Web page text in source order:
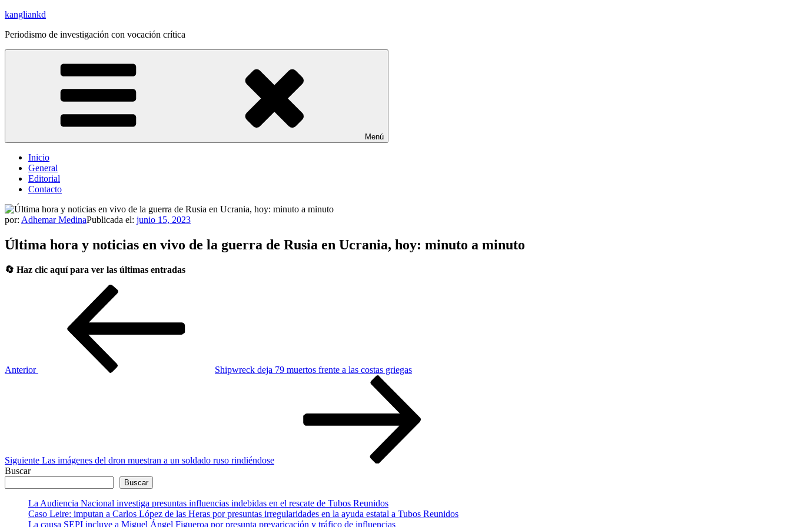
Saltar
contenido
kangliankd
Periodismo de investigación con vocación crítica
Menú
Inicio
General
Editorial
Contacto
por: Adhemar MedinaPublicada el: junio 15, 2023
Última hora y noticias en vivo de la guerra de Rusia en Ucrania, hoy: minuto a minuto
🔄 Haz clic aquí para ver las últimas entradas
Anterior
Shipwreck deja 79 muertos frente a las costas griegas
Siguiente Las imágenes del dron muestran a un soldado ruso rindiéndose
Buscar
Buscar
La Audiencia Nacional investiga presuntas influencias indebidas en el rescate de Tubos Reunidos
Caso Leire: imputan a Carlos López de las Heras por presuntas irregularidades en la ayuda estatal a Tubos Reunidos
La causa SEPI incluye a Miguel Ángel Figueroa por presunta prevaricación y tráfico de influencias